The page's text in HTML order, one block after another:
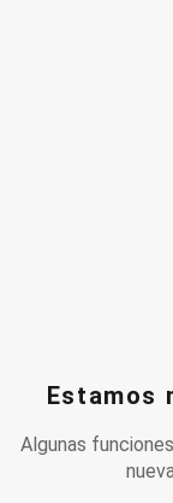
Estamos
Algunas